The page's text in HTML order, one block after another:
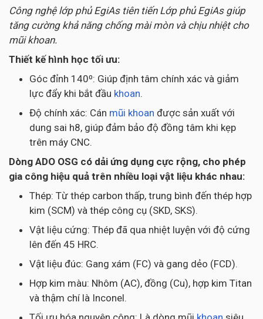
Công nghệ lớp phủ EgiAs tiên tiến Lớp phủ EgiAs giúp
tăng cường khả năng chống mài mòn và chịu nhiệt cho
mũi khoan.
Thiết kế hình học tối ưu:
Góc đỉnh 140⁰: Giúp định tâm chính xác và giảm
lực đẩy khi bắt đầu khoan.
Độ chính xác: Cán mũi khoan được sản xuất với
dung sai h8, giúp đảm bảo độ đồng tâm khi kẹp
trên máy CNC.
Dòng ADO OSG có dải ứng dụng cực rộng, cho phép
gia công hiệu quả trên nhiều loại vật liệu khác nhau:
Thép: Từ thép carbon thấp, trung bình đến thép hợp
kim (SCM) và thép công cụ (SKD, SKS).
Vật liệu cứng: Thép đã qua nhiệt luyện với độ cứng
lên đến 45 HRC.
Vật liệu đúc: Gang xám (FC) và gang dẻo (FCD).
Hợp kim màu: Nhôm (AC), đồng (Cu), hợp kim Titan
và thậm chí là Inconel.